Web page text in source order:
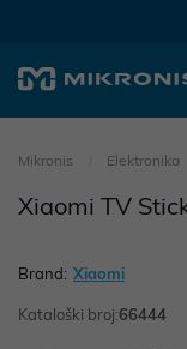
Mikronis Elektronika
Xiaomi TV
Brand: Xiaomi
Kataloški broj:66444